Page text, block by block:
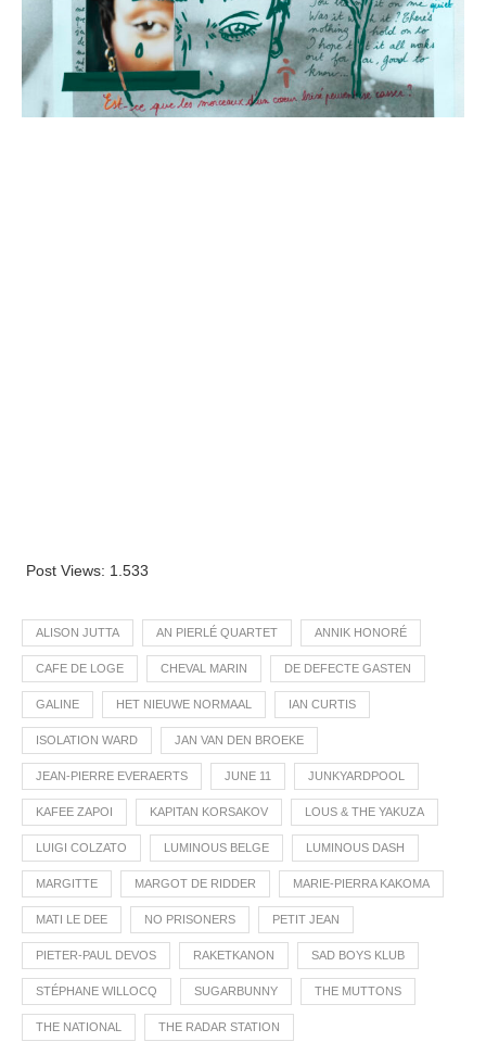
Post Views: 1.533
ALISON JUTTA AN PIERLÉ QUARTET ANNIK HONORÉ
CAFE DE LOGE CHEVAL MARIN DE DEFECTE GASTEN
GALINE HET NIEUWE NORMAAL IAN CURTIS
ISOLATION WARD JAN VAN DEN BROEKE
JEAN-PIERRE EVERAERTS JUNE 11 JUNKYARDPOOL
KAFEE ZAPOI KAPITAN KORSAKOV LOUS & THE YAKUZA
LUIGI COLZATO LUMINOUS BELGE LUMINOUS DASH
MARGITTE MARGOT DE RIDDER MARIE-PIERRA KAKOMA
MATI LE DEE NO PRISONERS PETIT JEAN
PIETER-PAUL DEVOS RAKETKANON SAD BOYS KLUB
STÉPHANE WILLOCQ SUGARBUNNY THE MUTTONS
THE NATIONAL THE RADAR STATION